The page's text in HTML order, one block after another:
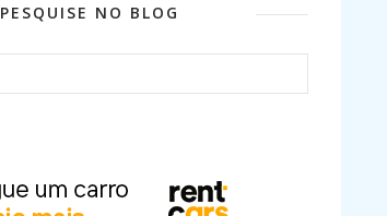
PESQUISE NO BLOG